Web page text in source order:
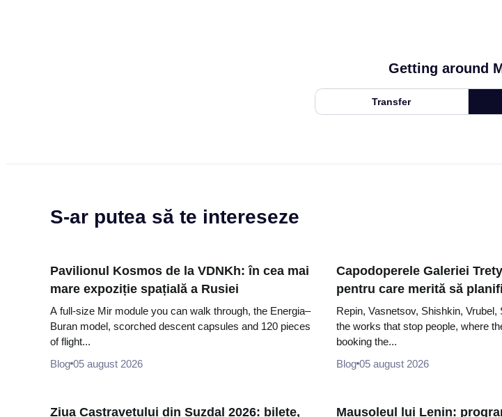
Getting around
Transfer
S-ar putea să te intereseze
Pavilionul Kosmos de la VDNKh: în cea mai
mare expoziție spațială a Rusiei
A full-size Mir module you can walk through, the Energia–
Buran model, scorched descent capsules and 120 pieces
of flight...
Blog 05 august 2026
Capodoperele Galeriei
pentru care merită să
Repin, Vasnetsov, Shishkin,
the works that stop people, where
booking the...
Blog 05 august 2026
Ziua Castravetului din Suzdal 2026: bilete,
Mausoleul lui Lenin: